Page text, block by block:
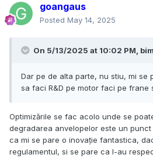
goangaus
Posted May 14, 2025
On 5/13/2025 at 10:02 PM,
Dar pe de alta parte, nu stiu, mi se
sa faci R&D pe motor faci pe frane
Optimizările se fac acolo unde se
degradarea anvelopelor este un punct
ca mi se pare o inovație fantastica,
regulamentul, si se pare ca l-au